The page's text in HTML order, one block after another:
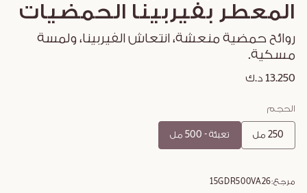
المعطر بفيربينا الحمضيات
روائح حمضية منعشة، انتعاش الفيربينا، ولمسة
مسكية.
13.250 د.ك
الحجم
250 مل تعبئة - 500 مل
مرجع:15GDR500VA26